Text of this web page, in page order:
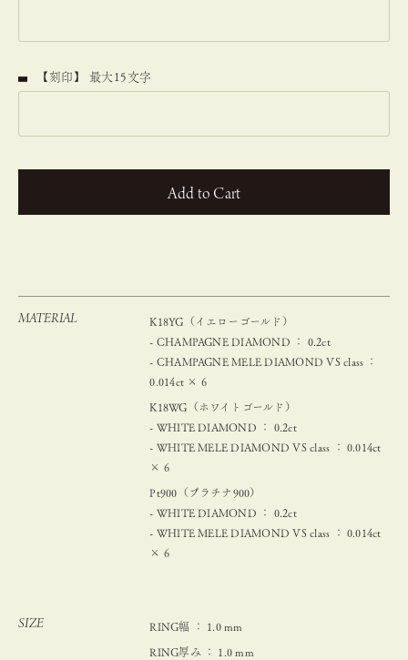
【刻印】 最大15文字
カートに入れる
MATERIAL
K18YG（イエローゴールド）
- CHAMPAGNE DIAMOND ： 0.2ct
- CHAMPAGNE MELE DIAMOND VS class ：
0.014ct × 6
K18WG（ホワイトゴールド）
- WHITE DIAMOND ： 0.2ct
- WHITE MELE DIAMOND VS class ： 0.014ct
× 6
Pt900（プラチナ900）
- WHITE DIAMOND ： 0.2ct
- WHITE MELE DIAMOND VS class ： 0.014ct
× 6
SIZE RING幅 ： 1.0 mm
RING厚み ： 1.0 mm